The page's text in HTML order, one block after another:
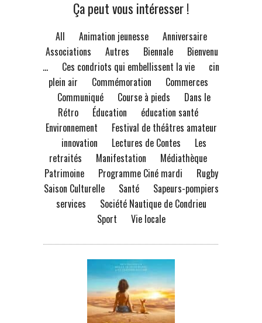
Ça peut vous intéresser !
All Animation jeunesse
Anniversaire
Associations
Autres Biennale
Bienvenue
à...
Ces condriots qui embellissent la vie
ciné
plein air
Commémoration
Commerces
Communiqué
Course à pieds
Dans le
Rétro
Éducation
éducation santé
Environnement
Festival de théâtres amateur
innovation
Lectures de Contes
Les
retraités
Manifestation
Médiathèque
Patrimoine
Programme Ciné mardi
Rugby
Saison Culturelle
Santé
Sapeurs-pompiers
services
Société Nautique de Condrieu
Sport
Vie locale